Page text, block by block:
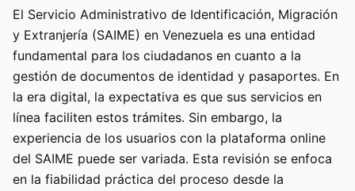
El Servicio Administrativo de Identificación, Migración
y Extranjería (SAIME) en Venezuela es una entidad
fundamental para los ciudadanos en cuanto a la
gestión de documentos de identidad y pasaportes. En
la era digital, la expectativa es que sus servicios en
línea faciliten estos trámites. Sin embargo, la
experiencia de los usuarios con la plataforma online
del SAIME puede ser variada. Esta revisión se enfoca
en la fiabilidad práctica del proceso desde la